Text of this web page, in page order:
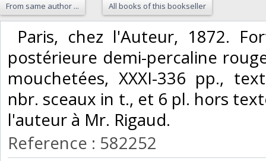
From same author ... All books of this bookseller
Paris, chez l'Auteur, 1872.
postérieure demi-percaline
mouchetées, XXXI-336 pp.,
nbr. sceaux in t., et 6 pl. hors
l'auteur à Mr. Rigaud. ‎
Reference : 582252